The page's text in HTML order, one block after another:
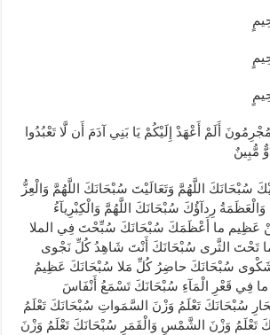
أَلَمْ أَعْهَدْ إِلَيْكُمْ يَا بَنِي آدَمَ أَن لَّا تَعْبُدُوا
مُّبِينٌ
سُبْحَانَكَ اللَّهُمَّ وَتَعَالَيْتَ سُبْحَانَكَ اللَّهُمَّ وَالْعِزُّ
رِدآؤُكَ سُبْحَانَكَ اللَّهُمَّ وَالْكِبْرِيآءُ
عَظِيم ما أَعْظَمَكَ سُبْحَانَكَ سُبِّحْتَ فِي الملا
تَحْتَ الثَّرى سُبْحَانَكَ أَنْتَ شَاهِدُ كُلِّ نَجْوى
سُبْحَانَكَ حاضِرُ كُلِّ مَلا سُبْحَانَكَ عَظِيمُ
فِي قَعْرِ الْمَآءِ سُبْحَانَكَ تَسْمَعُ أَنْفَاسَ
سُبْحَانَكَ تَعْلَمُ وَزْنَ السَّمَواتِ سُبْحَانَكَ تَعْلَمُ
تَعْلَمُ وَزْنَ الشَّمْسِ وَالْقَمَرِ سُبْحَانَكَ تَعْلَمُ وَزْنَ